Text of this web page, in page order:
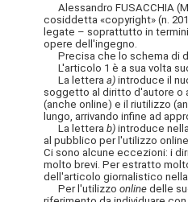
Alessandro FUSACCHIA (M-
cosiddetta «copyright» (n.
legate – soprattutto in
opere dell'ingegno.
Precisa che lo schema di
L'articolo 1 è a sua volta
La lettera a)introduce il
soggetto al diritto d'autore o
(anche online) e il riutilizzo
lungo, arrivando infine ad
La lettera b)introduce
al pubblico per l'utilizzo
Ci sono alcune eccezioni: i
molto brevi. Per estratto
dell'articolo giornalistico nella
Per l'utilizzo onlinedelle